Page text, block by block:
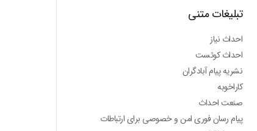
تبلیغات متنی
احداث نیاز
احداث کوئست
نشریه پیام آبادگران
کاراخوبه
صنعت احداث
پیام رسان فوری امن و خصوصی برای ارتباطات